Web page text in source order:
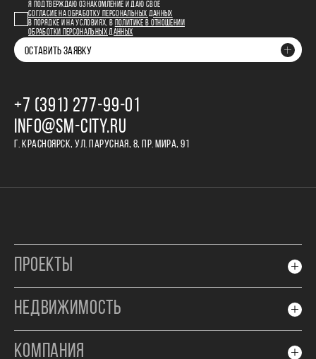
Я ПОДТВЕРЖДАЮ ОЗНАКОМЛЕНИЕ И ДАЮ СВОЕ
СОГЛАСИЕ НА ОБРАБОТКУ ПЕРСОНАЛЬНЫХ ДАННЫХ
В ПОРЯДКЕ И НА УСЛОВИЯХ, В
ПОЛИТИКЕ В ОТНОШЕНИИ
ОБРАБОТКИ ПЕРСОНАЛЬНЫХ ДАННЫХ
ОСТАВИТЬ ЗАЯВКУ
+7 (391) 277‒99‒01
INFO@SM-CITY.RU
Г. КРАСНОЯРСК, УЛ. ПАРУСНАЯ, 8, ПР. МИРА, 91
ПРОЕКТЫ
НЕДВИЖИМОСТЬ
КОМПАНИЯ